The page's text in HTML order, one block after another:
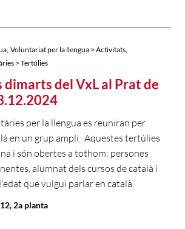
Voluntariat per la llengua > Activitats
> Tertúlies
dimarts del VxL al Prat de
per la llengua es reuniran per
en un grup ampli. Aquestes tertúlies
i són obertes a tothom: persones
alumnat dels cursos de català i
que vulgui parlar en català.
2a planta